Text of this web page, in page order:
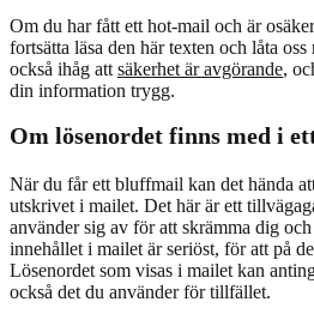
Om du har fått ett hot-mail och är
fortsätta läsa den här texten och låta
också ihåg att säkerhet är avgörande,
din information trygg.
Om lösenordet finns med i
När du får ett bluffmail kan det hända
utskrivet i mailet. Det här är ett
använder sig av för att skrämma dig
innehållet i mailet är seriöst, för att på
Lösenordet som visas i mailet kan
också det du använder för tillfället.